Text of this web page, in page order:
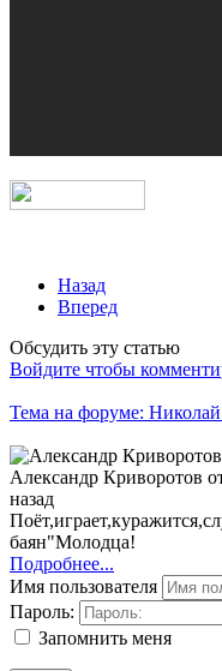
Назад
Вперед
Обсудить эту статью
Войдите чтобы
Тема на форуме:
Александр Криворотов
назад
баян"Молодца!
Подробнее...
Имя пользователя
Пароль:
Запомнить меня